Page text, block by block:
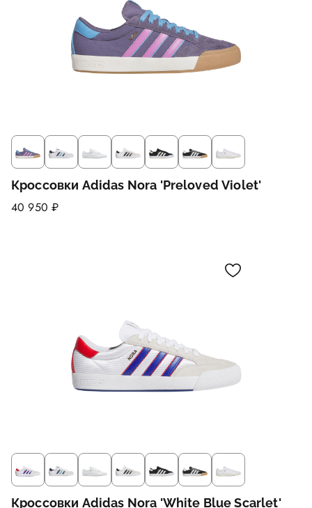
Кроссовки Adidas Nora 'Preloved Violet'
40 950 ₽
Кроссовки Adidas Nora 'White Blue Scarlet'